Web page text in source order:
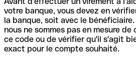
votre banque, vous devez en
la banque, soit avec le
nous ne sommes pas en mesure
ce code ou de vérifier qu'il s'agit
exact pour le compte souhaité.